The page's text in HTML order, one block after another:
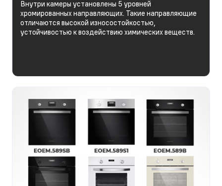
Внутри камеры установлены 5 уровней
хромированных направляющих. Такие направляющие
отличаются высокой износостойкостью,
устойчивостью к воздействию химических веществ.